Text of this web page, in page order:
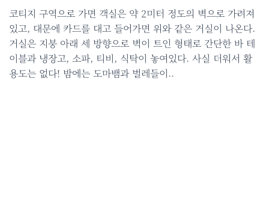
코티지 구역으로 가면 객실은 약 2미터 정도의 벽으로 가려져
있고, 대문에 카드를 대고 들어가면 위와 같은 거실이 나온다.
거실은 지붕 아래 세 방향으로 벽이 트인 형태로 간단한 바 테
이블과 냉장고, 소파, 티비, 식탁이 놓여있다. 사실 더워서 활
용도는 없다! 밤에는 도마뱀과 벌레들이..